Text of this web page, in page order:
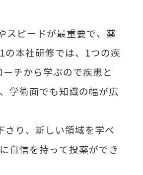
スピードが最重要で、薬
の本社研修では、1つの疾
チから学ぶので疾患と
学術面でも知識の幅が広
さり、新しい領域を学べ
自信を持って投薬ができ